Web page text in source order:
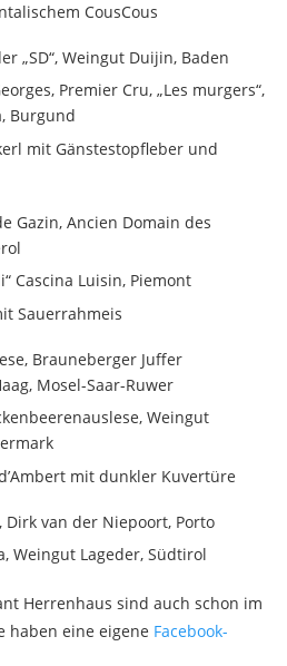
CousCous
„SD“, Weingut Duijin, Baden
Premier Cru, „Les murgers“,
Burgund
mit Gänstestopfleber und
Gazin, Ancien Domain des
Cascina Luisin, Piemont
Sauerrahmeis
Brauneberger Juffer
Mosel-Saar-Ruwer
Weingut
mit dunkler Kuvertüre
Dirk van der Niepoort, Porto
Weingut Lageder, Südtirol
Herrenhaus sind auch schon im
haben eine eigene Facebook-